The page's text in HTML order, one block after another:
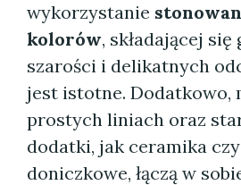
wykorzystanie
kolorów, składającej się
szarości i delikatnych
jest istotne. Dodatkowo,
prostych liniach oraz
dodatki, jak ceramika
doniczkowe, łączą w